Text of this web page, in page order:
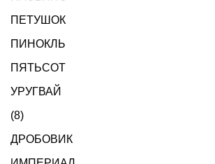
ПЕТУШОК
ПИНОКЛЬ
ПЯТЬСОТ
УРУГВАЙ
(8)
ДРОБОВИК